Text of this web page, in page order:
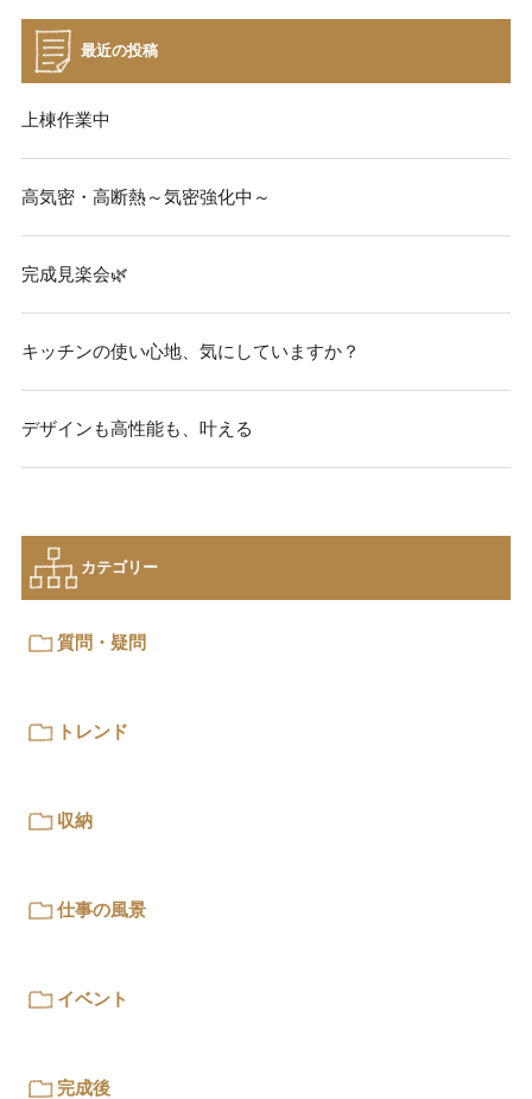
最近の投稿
上棟作業中
高気密・高断熱～気密強化中～
完成見楽会🌿
キッチンの使い心地、気にしていますか？
デザインも高性能も、叶える
カテゴリー
質問・疑問
トレンド
収納
仕事の風景
イベント
完成後